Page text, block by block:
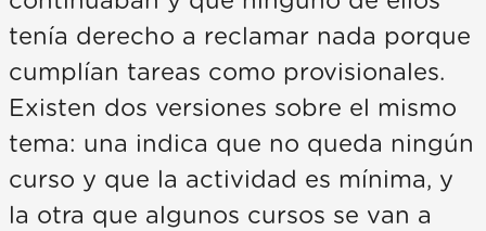
tenía derecho a reclamar nada porque
cumplían tareas como provisionales.
Existen dos versiones sobre el mismo
tema: una indica que no queda ningún
curso y que la actividad es mínima, y
la otra que algunos cursos se van a